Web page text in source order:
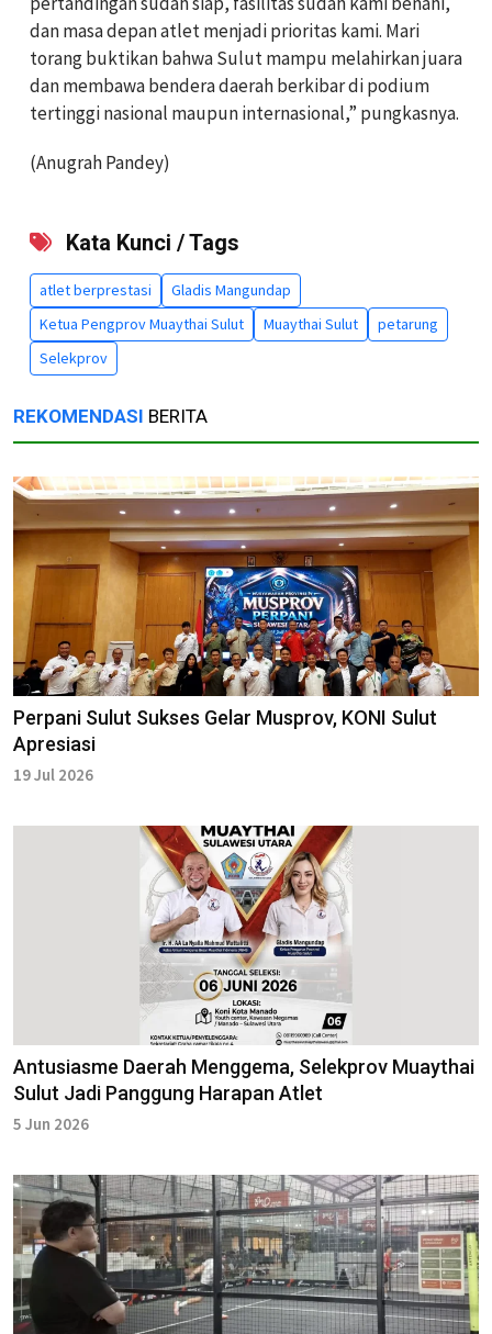
dan masa depan atlet menjadi prioritas kami. Mari
torang buktikan bahwa Sulut mampu melahirkan juara
dan membawa bendera daerah berkibar di podium
tertinggi nasional maupun internasional,” pungkasnya.
(Anugrah Pandey)
Kata Kunci / Tags
atlet berprestasi
Gladis Mangundap
Ketua Pengprov Muaythai Sulut
Muaythai Sulut
petarung
Selekprov
REKOMENDASI BERITA
Perpani Sulut Sukses Gelar Musprov, KONI Sulut
Apresiasi
19 Jul 2026
Antusiasme Daerah Menggema, Selekprov Muaythai
Sulut Jadi Panggung Harapan Atlet
5 Jun 2026